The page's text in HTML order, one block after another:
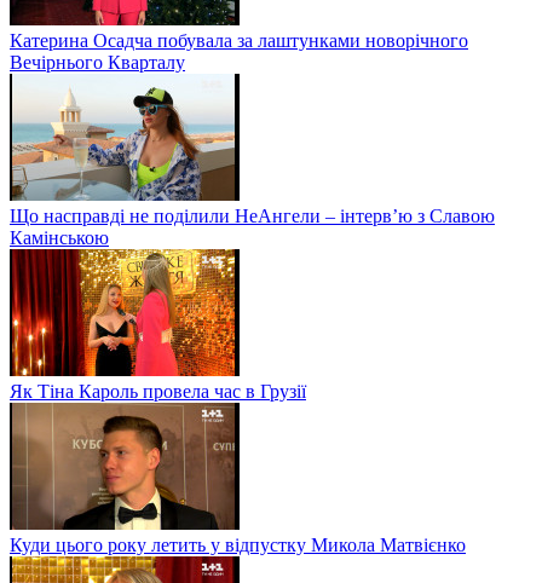
Катерина Осадча побувала за лаштунками новорічного
Вечірнього Кварталу
Що насправді не поділили НеАнгели – інтерв’ю з Славою
Камінською
Як Тіна Кароль провела час в Грузії
Куди цього року летить у відпустку Микола Матвієнко